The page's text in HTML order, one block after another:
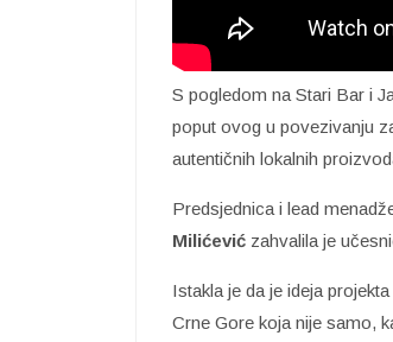
S pogledom na Stari Bar i
poput ovog u povezivanju
autentičnih lokalnih
Predsjednica i lead
Milićević zahvalila je
Istakla je da je ideja
Crne Gore koja nije samo,